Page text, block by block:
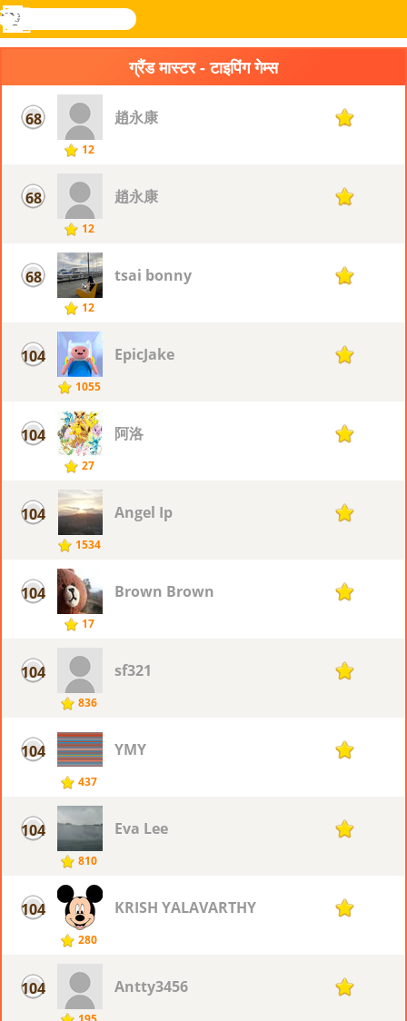
Novel
खोजे
लॉग
मेनू
ग्रैंड मास्टर - टाइपिंग गेम्स
68
12
趙永康 12
68
12
趙永康 12
68
12
tsai bonny 12
104
1055
EpicJake 11
104
27
阿洛 11
104
1534
Angel Ip 11
104
17
Brown Brown 11
104
836
sf321 11
104
437
YMY 11
104
810
Eva Lee 11
104
280
KRISH YALAVARTHY 11
104 Antty3456 11